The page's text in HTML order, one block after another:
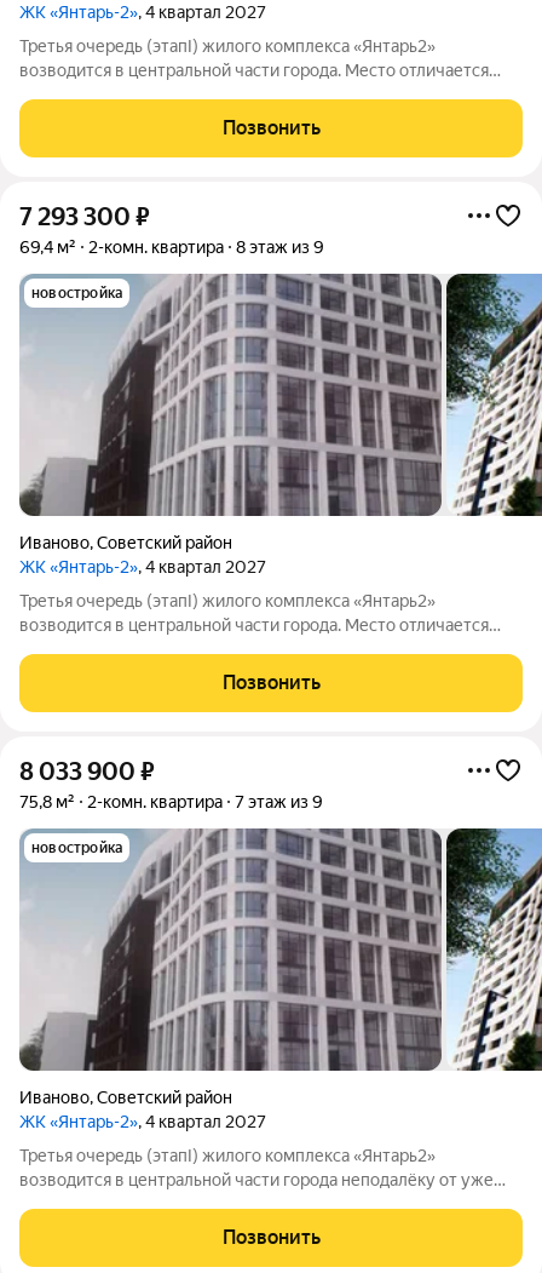
ЖК «Янтарь-2», 4 квартал 2027
Третья очередь (этапI) жилого комплекса «Янтарь2»
возводится в центральной части города. Место отличается
инфраструктура, но при этом район удалён от загруженных и
шумных дорог. В пределах пешей
Позвонить
7 293 300 ₽
69,4 м² 2-комн. квартира 8 этаж из 9
новостройка
Иваново,Советский район
ЖК «Янтарь-2», 4 квартал 2027
Третья очередь (этапI) жилого комплекса «Янтарь2»
возводится в центральной части города. Место отличается
инфраструктура, но при этом район удалён от оживлённых и
запылённых городских дорог. В
Позвонить
8 033 900 ₽
75,8 м² 2-комн. квартира 7 этаж из 9
новостройка
Иваново,Советский район
ЖК «Янтарь-2», 4 квартал 2027
Третья очередь (этапI) жилого комплекса «Янтарь2»
возводится в центральной части города неподалёку от уже
удобной локацией: здесь хорошо развита инфраструктура, но
при этом нет шума и пыли от
Позвонить